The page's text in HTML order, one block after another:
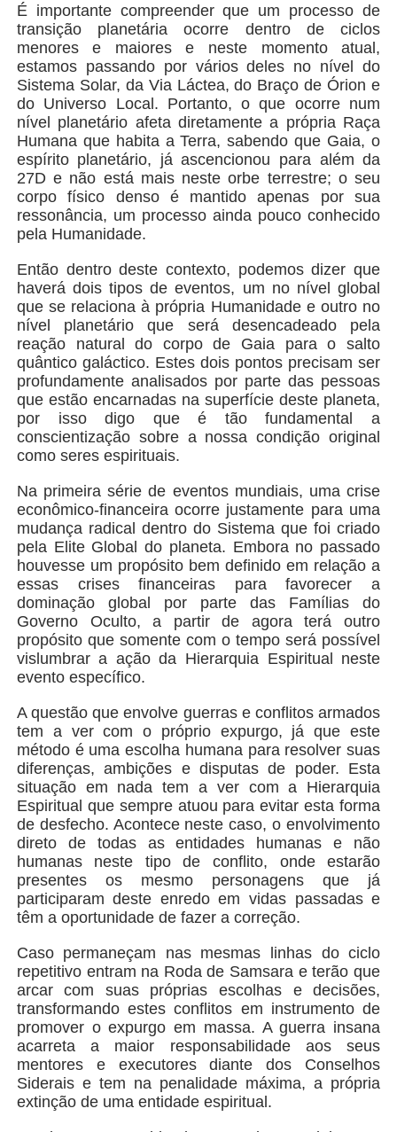
É importante compreender que um processo de
transição planetária ocorre dentro de ciclos
menores e maiores e neste momento atual,
estamos passando por vários deles no nível do
Sistema Solar, da Via Láctea, do Braço de Órion e
do Universo Local. Portanto, o que ocorre num
nível planetário afeta diretamente a própria Raça
Humana que habita a Terra, sabendo que Gaia, o
espírito planetário, já ascencionou para além da
27D e não está mais neste orbe terrestre; o seu
corpo físico denso é mantido apenas por sua
ressonância, um processo ainda pouco conhecido
pela Humanidade.
Então dentro deste contexto, podemos dizer que
haverá dois tipos de eventos, um no nível global
que se relaciona à própria Humanidade e outro no
nível planetário que será desencadeado pela
reação natural do corpo de Gaia para o salto
quântico galáctico. Estes dois pontos precisam ser
profundamente analisados por parte das pessoas
que estão encarnadas na superfície deste planeta,
por isso digo que é tão fundamental a
conscientização sobre a nossa condição original
como seres espirituais.
Na primeira série de eventos mundiais, uma crise
econômico-financeira ocorre justamente para uma
mudança radical dentro do Sistema que foi criado
pela Elite Global do planeta. Embora no passado
houvesse um propósito bem definido em relação a
essas crises financeiras para favorecer a
dominação global por parte das Famílias do
Governo Oculto, a partir de agora terá outro
propósito que somente com o tempo será possível
vislumbrar a ação da Hierarquia Espiritual neste
evento específico.
A questão que envolve guerras e conflitos armados
tem a ver com o próprio expurgo, já que este
método é uma escolha humana para resolver suas
diferenças, ambições e disputas de poder. Esta
situação em nada tem a ver com a Hierarquia
Espiritual que sempre atuou para evitar esta forma
de desfecho. Acontece neste caso, o envolvimento
direto de todas as entidades humanas e não
humanas neste tipo de conflito, onde estarão
presentes os mesmo personagens que já
participaram deste enredo em vidas passadas e
têm a oportunidade de fazer a correção.
Caso permaneçam nas mesmas linhas do ciclo
repetitivo entram na Roda de Samsara e terão que
arcar com suas próprias escolhas e decisões,
transformando estes conflitos em instrumento de
promover o expurgo em massa. A guerra insana
acarreta a maior responsabilidade aos seus
mentores e executores diante dos Conselhos
Siderais e tem na penalidade máxima, a própria
extinção de uma entidade espiritual.